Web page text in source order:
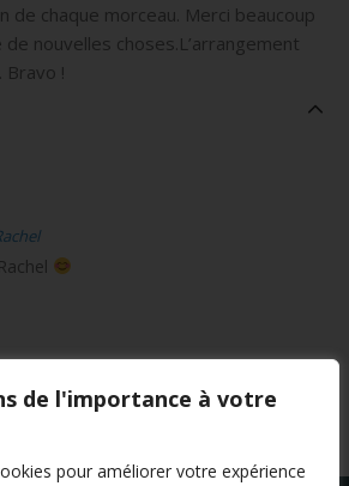
de l'importance à votre
pour améliorer votre expérience
de chaque morceau. Merci beaucoup
de nouvelles choses.L’arrangement
!